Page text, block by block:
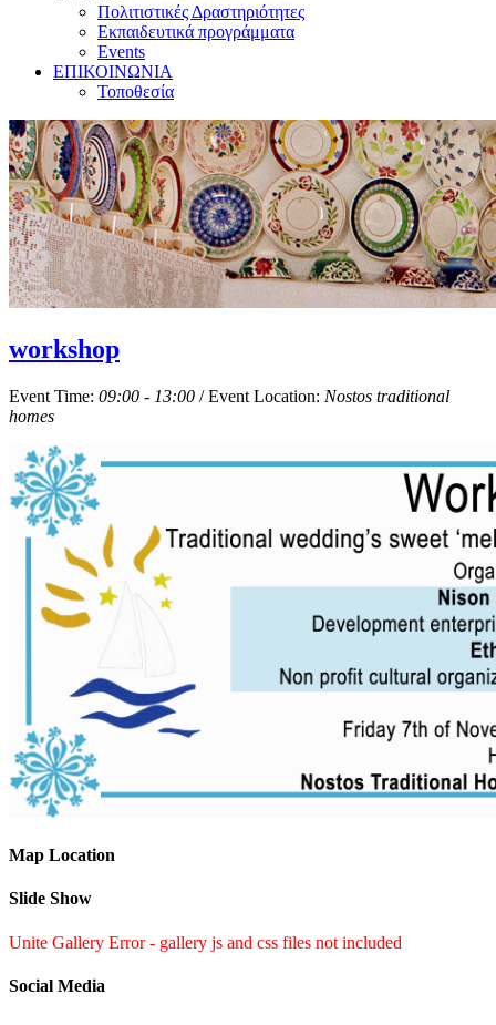
Πολιτιστικές Δραστηριότητες
Εκπαιδευτικά προγράμματα
Events
ΕΠΙΚΟΙΝΩΝΙΑ
Τοποθεσία
workshop
Event Time: 09:00 - 13:00 / Event Location: Nostos traditional
homes
Map Location
Slide Show
Unite Gallery Error - gallery js and css files not included
Social Media